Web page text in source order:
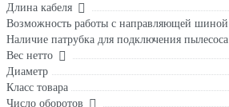
Длина кабеля
Возможность работы с направляющей шиной
Наличие патрубка для подключения пылесоса
Вес нетто
Диаметр
Класс товара
Число оборотов